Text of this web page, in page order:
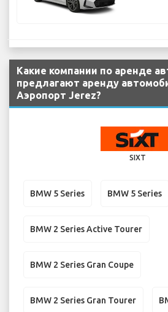
Какие компании по аренде
предлагают аренду
Аэропорт Jerez?
SIXT
BMW 5 Series BMW 5 Series
BMW 2 Series Active Tourer
BMW 2 Series Gran Coupe
BMW 2 Series Gran Tourer